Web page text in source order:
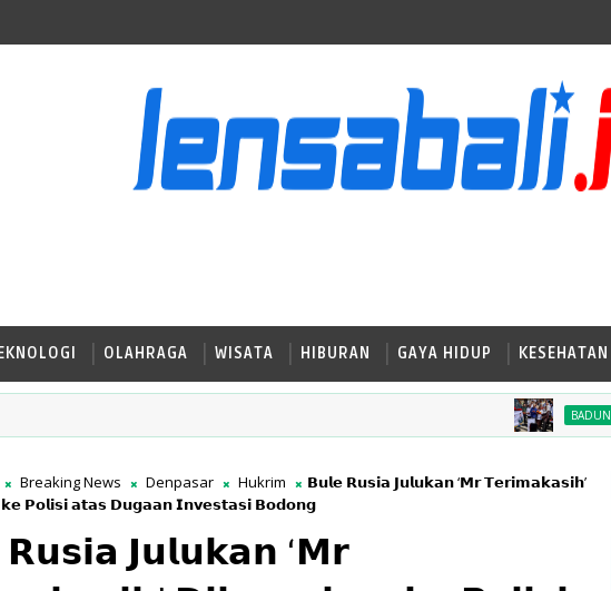
OLAHRAGA WISATA HIBURAN GAYA HIDUP KESEHATAN
BADUNG
Breaking News Denpasar Hukrim
𝗕𝘂𝗹𝗲 𝗥𝘂𝘀𝗶𝗮 𝗝𝘂𝗹𝘂𝗸𝗮𝗻 ‘𝗠𝗿 𝗧𝗲𝗿𝗶𝗺𝗮𝗸𝗮𝘀𝗶𝗵’
𝗣𝗼𝗹𝗶𝘀𝗶 𝗮𝘁𝗮𝘀 𝗗𝘂𝗴𝗮𝗮𝗻 𝗜𝗻𝘃𝗲𝘀𝘁𝗮𝘀𝗶 𝗕𝗼𝗱𝗼𝗻𝗴
𝗝𝘂𝗹𝘂𝗸𝗮𝗻 ‘𝗠𝗿